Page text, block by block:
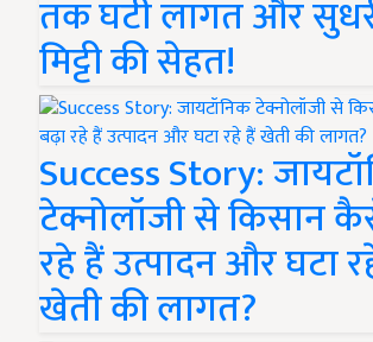
तक घटी लागत और
मिट्टी की सेहत!
Success Story:
टेक्नोलॉजी से किसान
रहे हैं उत्पादन और घटा
खेती की लागत?